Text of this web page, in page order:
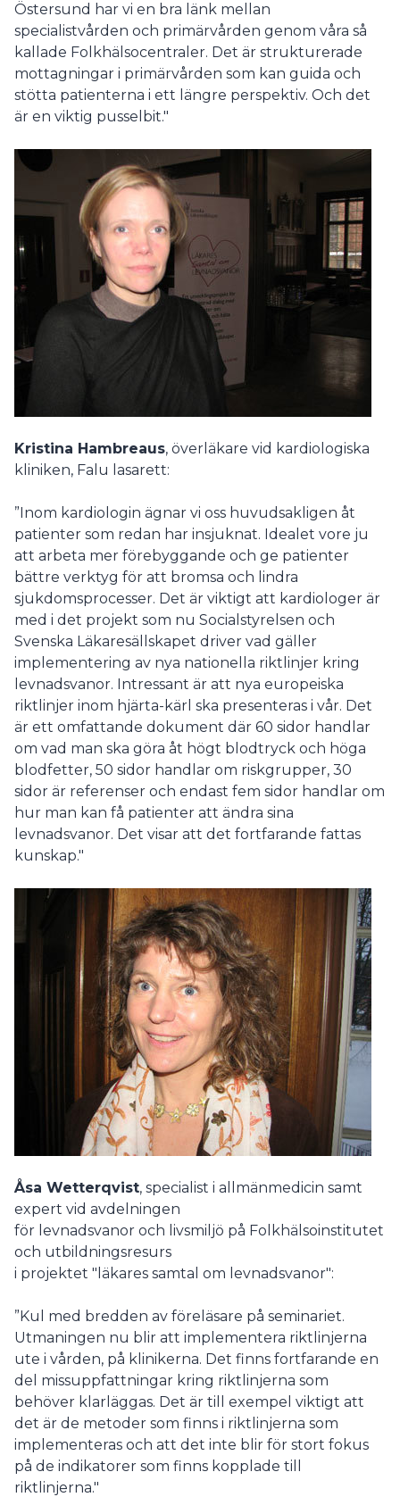
Östersund har vi en bra länk mellan
specialistvården och primärvården genom våra så
kallade Folkhälsocentraler. Det är strukturerade
mottagningar i primärvården som kan guida och
stötta patienterna i ett längre perspektiv. Och det
är en viktig pusselbit."
Kristina Hambreaus, överläkare vid kardiologiska
kliniken, Falu lasarett:
”Inom kardiologin ägnar vi oss huvudsakligen åt
patienter som redan har insjuknat. Idealet vore ju
att arbeta mer förebyggande och ge patienter
bättre verktyg för att bromsa och lindra
sjukdomsprocesser. Det är viktigt att kardiologer är
med i det projekt som nu Socialstyrelsen och
Svenska Läkaresällskapet driver vad gäller
implementering av nya nationella riktlinjer kring
levnadsvanor. Intressant är att nya europeiska
riktlinjer inom hjärta-kärl ska presenteras i vår. Det
är ett omfattande dokument där 60 sidor handlar
om vad man ska göra åt högt blodtryck och höga
blodfetter, 50 sidor handlar om riskgrupper, 30
sidor är referenser och endast fem sidor handlar om
hur man kan få patienter att ändra sina
levnadsvanor. Det visar att det fortfarande fattas
kunskap."
Åsa Wetterqvist, specialist i allmänmedicin samt
expert vid avdelningen
för levnadsvanor och livsmiljö på Folkhälsoinstitutet
och utbildningsresurs
i projektet "läkares samtal om levnadsvanor":
”Kul med bredden av föreläsare på seminariet.
Utmaningen nu blir att implementera riktlinjerna
ute i vården, på klinikerna. Det finns fortfarande en
del missuppfattningar kring riktlinjerna som
behöver klarläggas. Det är till exempel viktigt att
det är de metoder som finns i riktlinjerna som
implementeras och att det inte blir för stort fokus
på de indikatorer som finns kopplade till
riktlinjerna."